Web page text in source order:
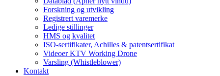
Forskning og utvikling
Registrert varemerke
Ledige stillinger
HMS og kvalitet
ISO-sertifikater, Achilles & patentsertifikat
Videoer KTV Working Drone
Varsling (Whistleblower)
Kontakt